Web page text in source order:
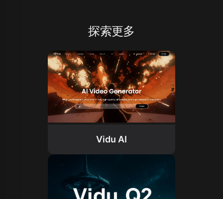
探索更多
Vidu AI